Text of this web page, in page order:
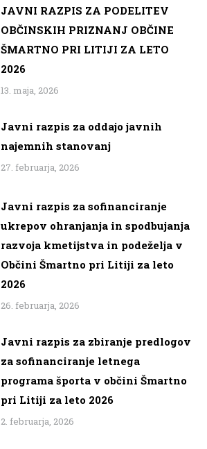
JAVNI RAZPIS ZA PODELITEV
OBČINSKIH PRIZNANJ OBČINE
ŠMARTNO PRI LITIJI ZA LETO
2026
13. maja, 2026
Javni razpis za oddajo javnih
najemnih stanovanj
27. februarja, 2026
Javni razpis za sofinanciranje
ukrepov ohranjanja in spodbujanja
razvoja kmetijstva in podeželja v
Občini Šmartno pri Litiji za leto
2026
26. februarja, 2026
Javni razpis za zbiranje predlogov
za sofinanciranje letnega
programa športa v občini Šmartno
pri Litiji za leto 2026
2. februarja, 2026